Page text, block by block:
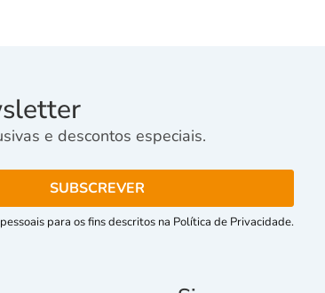
e descontos especiais.
para os fins descritos na Política de Privacidade.